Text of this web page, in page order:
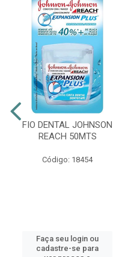
FIO DENTAL JOHNSON
REACH 50MTS
Código: 18454
Faça seu login ou
cadastre-se para